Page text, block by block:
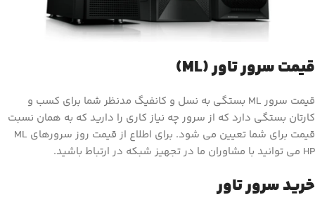
قیمت سرور تاور (ML)
قیمت سرور ML بستگی به نسل و کانفیگ مدنظر شما برای کسب و
کارتان بستگی دارد که از سرور چه نیاز کاری را دارید که به همان نسبت
قیمت برای شما تعیین می شود. برای اطلاع از قیمت روز سرورهای ML
HP می توانید با مشاوران ما در تجهیز شبکه در ارتباط باشید.
خرید سرور تاور